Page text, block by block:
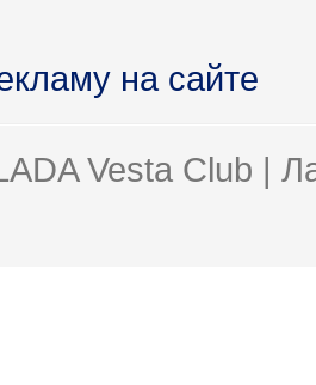
на сайте
Vesta Club |